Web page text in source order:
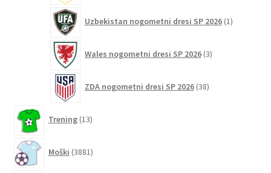
Uzbekistan nogometni dresi SP 2026 1izdelek
Wales nogometni dresi SP 2026 3izdelki
ZDA nogometni dresi SP 2026 38izdelkov
Trening 13izdelkov
Moški 3881izdelkov